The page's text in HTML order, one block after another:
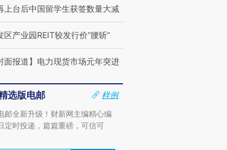
上台后中国留学生获签数量大减
区产业园REIT较发行价“腰斩”
面报道】电力现货市场元年突进
选版电邮
样例
邮全新升级！财新网主编精心编
定时投递，篇篇重磅，可信可